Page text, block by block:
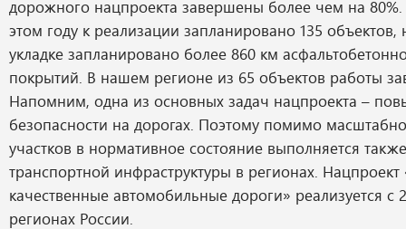
дорожного нацпроекта завершены более чем на 80%.
этом году к реализации запланировано 135 объектов,
укладке запланировано более 860 км
покрытий. В нашем регионе из 65 объектов работы
Напомним, одна из основных задач нацпроекта –
безопасности на дорогах. Поэтому помимо
участков в нормативное состояние выполняется
транспортной инфраструктуры в регионах.
качественные автомобильные дороги» реализуется с
регионах России.